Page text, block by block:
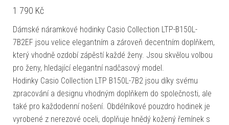
1 790 Kč
Dámské náramkové hodinky Casio Collection LTP-B150L-
7B2EF jsou velice elegantním a zároveň decentním doplňkem,
který vhodně ozdobí zápěstí každé ženy. Jsou skvělou volbou
pro ženy, hledající elegantní nadčasový model.
Hodinky Casio Collection LTP B150L-7B2 jsou díky svému
zpracování a designu vhodným doplňkem do společnosti, ale
také pro každodenní nošení. Obdélníkové pouzdro hodinek je
vyrobené z nerezové oceli, doplňuje hnědý kožený řemínek s